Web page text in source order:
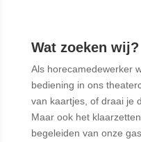
Wat zoeken wij?
Als horecamedewerker
bediening in ons
van kaartjes, of draai je
Maar ook het
begeleiden van onze